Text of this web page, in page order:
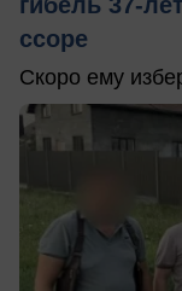
ссоре
Скоро ему